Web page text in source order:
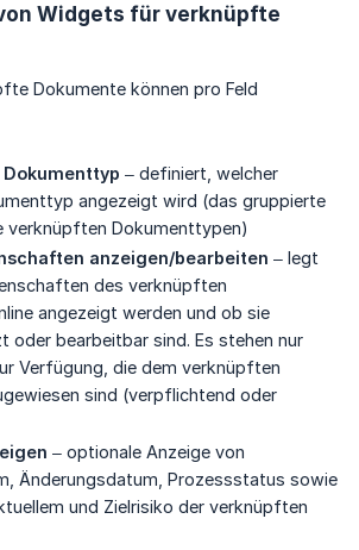
Widgets für verknüpfte
Dokumente können pro Feld
– definiert, welcher
angezeigt wird (das gruppierte
verknüpften Dokumenttypen)
anzeigen/bearbeiten – legt
des verknüpften
angezeigt werden und ob sie
oder bearbeitbar sind. Es stehen nur
Verfügung, die dem verknüpften
sind (verpflichtend oder
– optionale Anzeige von
Änderungsdatum, Prozessstatus sowie
und Zielrisiko der verknüpften